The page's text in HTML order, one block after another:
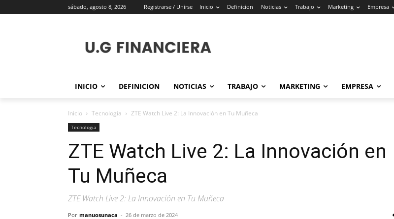
sábado, agosto 8, 2026 Registrarse / Unirse Inicio Definicion Noticias Trabajo Marketing Empresa
INICIO DEFINICION NOTICIAS TRABAJO MARKETING EMPRESA
Inicio Tecnologia ZTE Watch Live 2: La Innovación en Tu Muñeca
Tecnologia
ZTE Watch Live 2: La Innovación en
Tu Muñeca
ZTE Watch Live 2: La Innovación en Tu Muñeca
Por manuosunaca - 26 de marzo de 2024